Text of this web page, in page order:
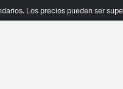
Los precios pueden ser